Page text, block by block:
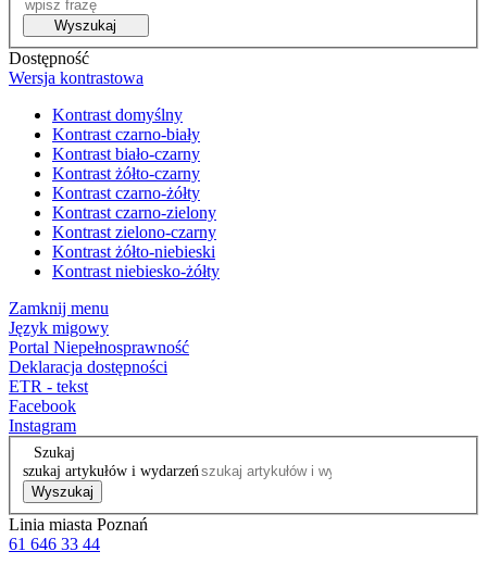
Wyszukaj
Dostępność
Wersja kontrastowa
Kontrast domyślny
Kontrast czarno-biały
Kontrast biało-czarny
Kontrast żółto-czarny
Kontrast czarno-żółty
Kontrast czarno-zielony
Kontrast zielono-czarny
Kontrast żółto-niebieski
Kontrast niebiesko-żółty
Zamknij menu
Język migowy
Portal Niepełnosprawność
Deklaracja dostępności
ETR - tekst
Facebook
Instagram
Szukaj
szukaj artykułów i wydarzeń
Wyszukaj
Linia miasta Poznań
61 646 33 44